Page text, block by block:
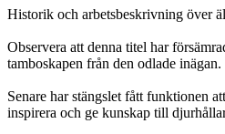
Historik och arbetsbeskrivning över
Observera att denna titel har
tamboskapen från den odlade inägan.
Senare har stängslet fått funktionen
inspirera och ge kunskap till